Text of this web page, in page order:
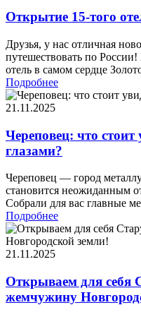
Открытие 15-того
Друзья, у нас отличная
путешествовать по
отель в самом сердце
Подробнее
21.11.2025
Череповец: что
глазами?
Череповец — город
становится неожиданным
Собрали для вас главные
Подробнее
21.11.2025
Открываем для себя
жемчужину